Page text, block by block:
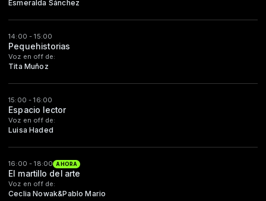
Esmeralda Sánchez
14:00 - 15:00
Pequehistorias
Voz en off de:
Tita Muñoz
15:00 - 16:00
Espacio lector
Voz en off de:
Luisa Haded
16:00 - 18:00 AHORA
El martillo del arte
Voz en off de:
Ceclia Nowak&Pablo Mario